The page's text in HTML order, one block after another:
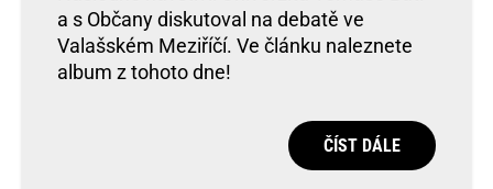
a s Občany diskutoval na debatě ve
Valašském Meziříčí. Ve článku naleznete
album z tohoto dne!
ČÍST DÁLE